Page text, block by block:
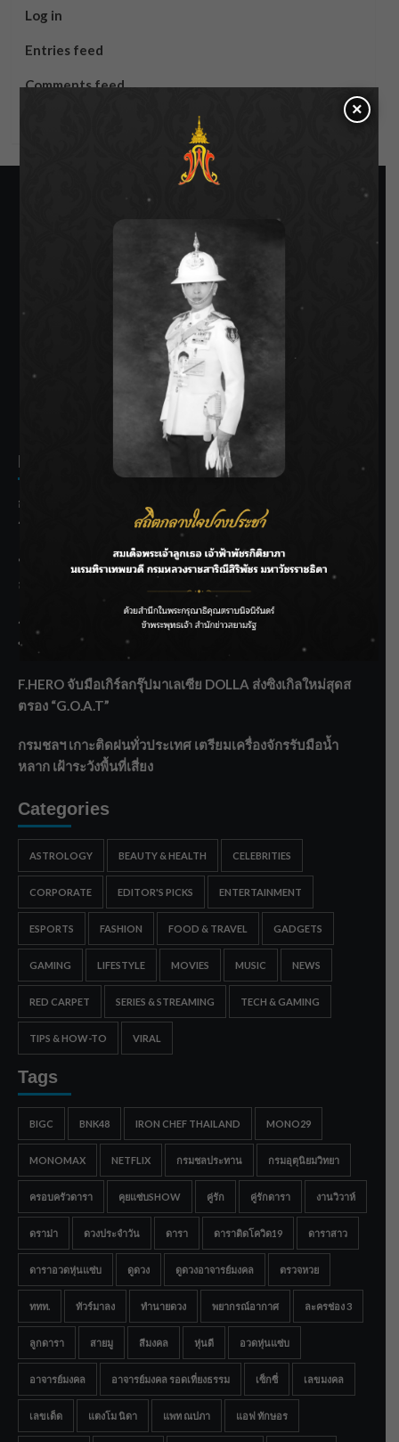
Log in
Entries feed
Comments feed
SIAMRATH VARIETY
THE BEST ENTERTAINMENT
Recent Posts
กรมชลฯ รับฟังประชาชน ติดตามแก้ปัญหาโครงการประตู
ระบายน้ำศรีสองรักฯ
‘แมน การิน’ แชร์ความเชื่อชวนคิด! “อยากกินอะไรหลังจาก
ลาโลกนี้ ให้ใส่บาตรสิ่งนั้นไว้ตอนยังมีชีวิต”
ราชเลขานุการในพระองค์ฯ ติดตามโครงการหุบกะพง–ห้วย
ทรายใต้ เสริมความมั่นคงน้ำเพชรบุรี
F.HERO จับมือเกิร์ลกรุ๊ปมาเลเซีย DOLLA ส่งซิงเกิลใหม่สุดส
ตรอง “G.O.A.T”
กรมชลฯ เกาะติดฝนทั่วประเทศ เตรียมเครื่องจักรรับมือน้ำ
หลาก เฝ้าระวังพื้นที่เสี่ยง
Categories
ASTROLOGY BEAUTY & HEALTH CELEBRITIES
CORPORATE EDITOR'S PICKS ENTERTAINMENT
ESPORTS FASHION FOOD & TRAVEL GADGETS
GAMING LIFESTYLE MOVIES MUSIC NEWS
RED CARPET SERIES & STREAMING TECH & GAMING
TIPS & HOW-TO VIRAL
Tags
BIGC BNK48 IRON CHEF THAILAND MONO29
MONOMAX NETFLIX กรมชลประทาน กรมอุตุนิยมวิทยา
ครอบครัวดารา คุยแซ่บSHOW คู่รัก คู่รักดารา งานวิวาห์
ดราม่า ดวงประจำวัน ดารา ดาราติดโควิด19 ดาราสาว
ดาราอวดหุ่นแซ่บ ดูดวง ดูดวงอาจารย์มงคล ตรวจหวย
ททท. ทัวร์มาลง ทำนายดวง พยากรณ์อากาศ ละครช่อง 3
ลูกดารา สายมู สีมงคล หุ่นดี อวดหุ่นแซ่บ
อาจารย์มงคล อาจารย์มงคล รอดเที่ยงธรรม เซ็กซี่ เลขมงคล
เลขเด็ด แตงโม นิดา แพท ณปภา แอฟ ทักษอร
×